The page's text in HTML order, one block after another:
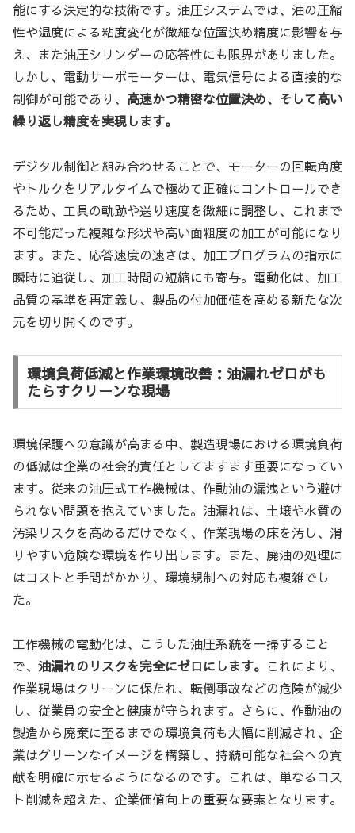
能にする決定的な技術です。油圧システムでは、油の圧縮
性や温度による粘度変化が微細な位置決め精度に影響を与
え、また油圧シリンダーの応答性にも限界がありました。
しかし、電動サーボモーターは、電気信号による直接的な
制御が可能であり、 高速かつ精密な位置決め、そして高い
繰り返し精度を実現します。
デジタル制御と組み合わせることで、モーターの回転角度
やトルクをリアルタイムで極めて正確にコントロールでき
るため、工具の軌跡や送り速度を微細に調整し、これまで
不可能だった複雑な形状や高い面粗度の加工が可能になり
ます。また、応答速度の速さは、加工プログラムの指示に
瞬時に追従し、加工時間の短縮にも寄与。電動化は、加工
品質の基準を再定義し、製品の付加価値を高める新たな次
元を切り開くのです。
環境負荷低減と作業環境改善：油漏れゼロがも
たらすクリーンな現場
環境保護への意識が高まる中、製造現場における環境負荷
の低減は企業の社会的責任としてますます重要になってい
ます。従来の油圧式工作機械は、作動油の漏洩という避け
られない問題を抱えていました。油漏れは、土壌や水質の
汚染リスクを高めるだけでなく、作業現場の床を汚し、滑
りやすい危険な環境を作り出します。また、廃油の処理に
はコストと手間がかかり、環境規制への対応も複雑でし
た。
工作機械の電動化は、こうした油圧系統を一掃すること
で、 油漏れのリスクを完全にゼロにします。 これにより、
作業現場はクリーンに保たれ、転倒事故などの危険が減少
し、従業員の安全と健康が守られます。さらに、作動油の
製造から廃棄に至るまでの環境負荷も大幅に削減され、企
業はグリーンなイメージを構築し、持続可能な社会への貢
献を明確に示せるようになるのです。これは、単なるコス
ト削減を超えた、企業価値向上の重要な要素となります。